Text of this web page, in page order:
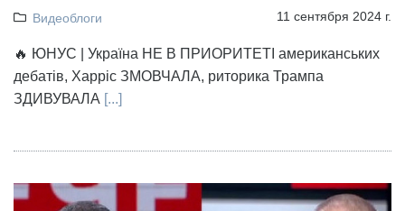
Видеоблоги 11 сентября 2024 г.
🔥 ЮНУС | Україна НЕ В ПРИОРИТЕТІ американських
дебатів, Харріс ЗМОВЧАЛА, риторика Трампа
ЗДИВУВАЛА [...]